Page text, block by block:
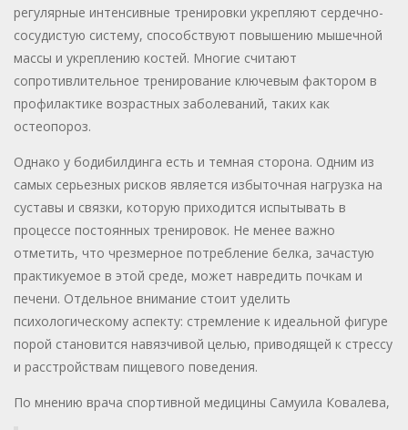
регулярные интенсивные тренировки укрепляют сердечно-
сосудистую систему, способствуют повышению мышечной
массы и укреплению костей. Многие считают
сопротивлительное тренирование ключевым фактором в
профилактике возрастных заболеваний, таких как
остеопороз.
Однако у бодибилдинга есть и темная сторона. Одним из
самых серьезных рисков является избыточная нагрузка на
суставы и связки, которую приходится испытывать в
процессе постоянных тренировок. Не менее важно
отметить, что чрезмерное потребление белка, зачастую
практикуемое в этой среде, может навредить почкам и
печени. Отдельное внимание стоит уделить
психологическому аспекту: стремление к идеальной фигуре
порой становится навязчивой целью, приводящей к стрессу
и расстройствам пищевого поведения.
По мнению врача спортивной медицины Самуила Ковалева,